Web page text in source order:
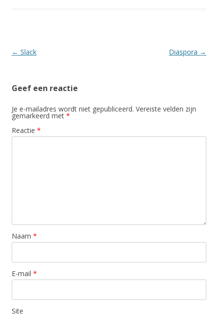
Berichtnavigatie
← Slack Diaspora →
Geef een reactie
Je e-mailadres wordt niet gepubliceerd. Vereiste velden zijn
gemarkeerd met *
Reactie *
Naam *
E-mail *
Site